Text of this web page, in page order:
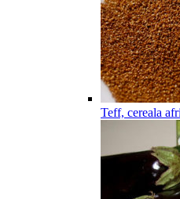
Teff, cereala